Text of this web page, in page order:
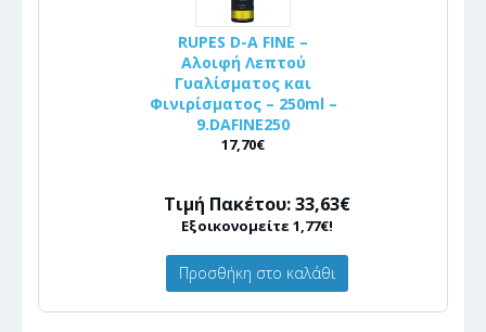
RUPES D-A FINE –
Αλοιφή Λεπτού
Γυαλίσματος και
Φινιρίσματος – 250ml –
9.DAFINE250
17,70€
Τιμή Πακέτου: 33,63€
Εξοικονομείτε 1,77€!
Προσθήκη στο καλάθι